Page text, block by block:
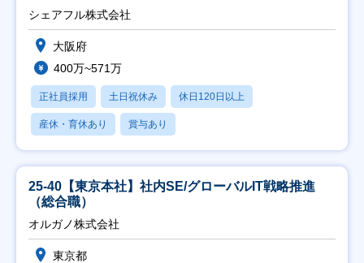
シェアフル株式会社
大阪府
400万~571万
正社員採用 土日祝休み 休日120日以上
産休・育休あり 賞与あり
25-40【東京本社】社内SE/グローバルIT戦略推進
（総合職）
オルガノ株式会社
東京都